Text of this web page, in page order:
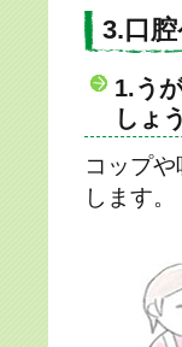
3.口
1.う
しょ
コップ
します。